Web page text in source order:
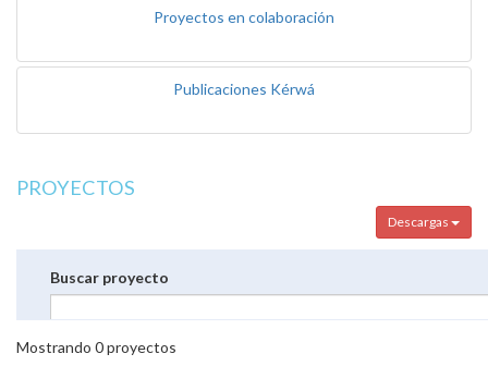
Proyectos en colaboración
Publicaciones Kérwá
PROYECTOS
Descargas
Buscar proyecto
Mostrando 0proyectos